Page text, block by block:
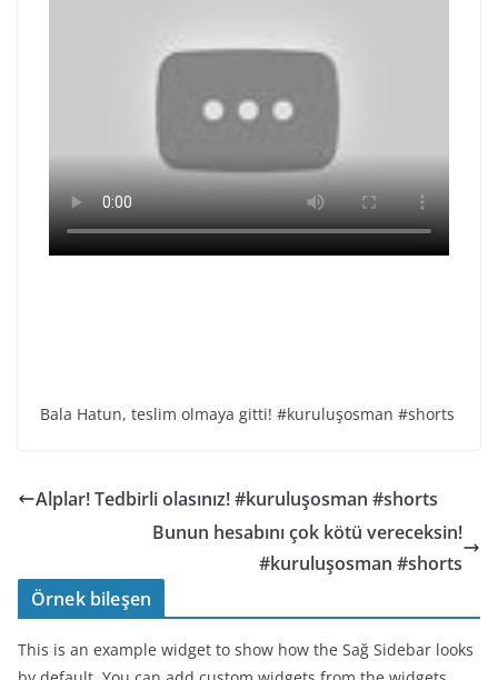
Bala Hatun, teslim olmaya gitti! #kuruluşosman #shorts
Alplar! Tedbirli olasınız! #kuruluşosman #shorts
Bunun hesabını çok kötü vereceksin!
#kuruluşosman #shorts
Örnek bileşen
This is an example widget to show how the Sağ Sidebar looks